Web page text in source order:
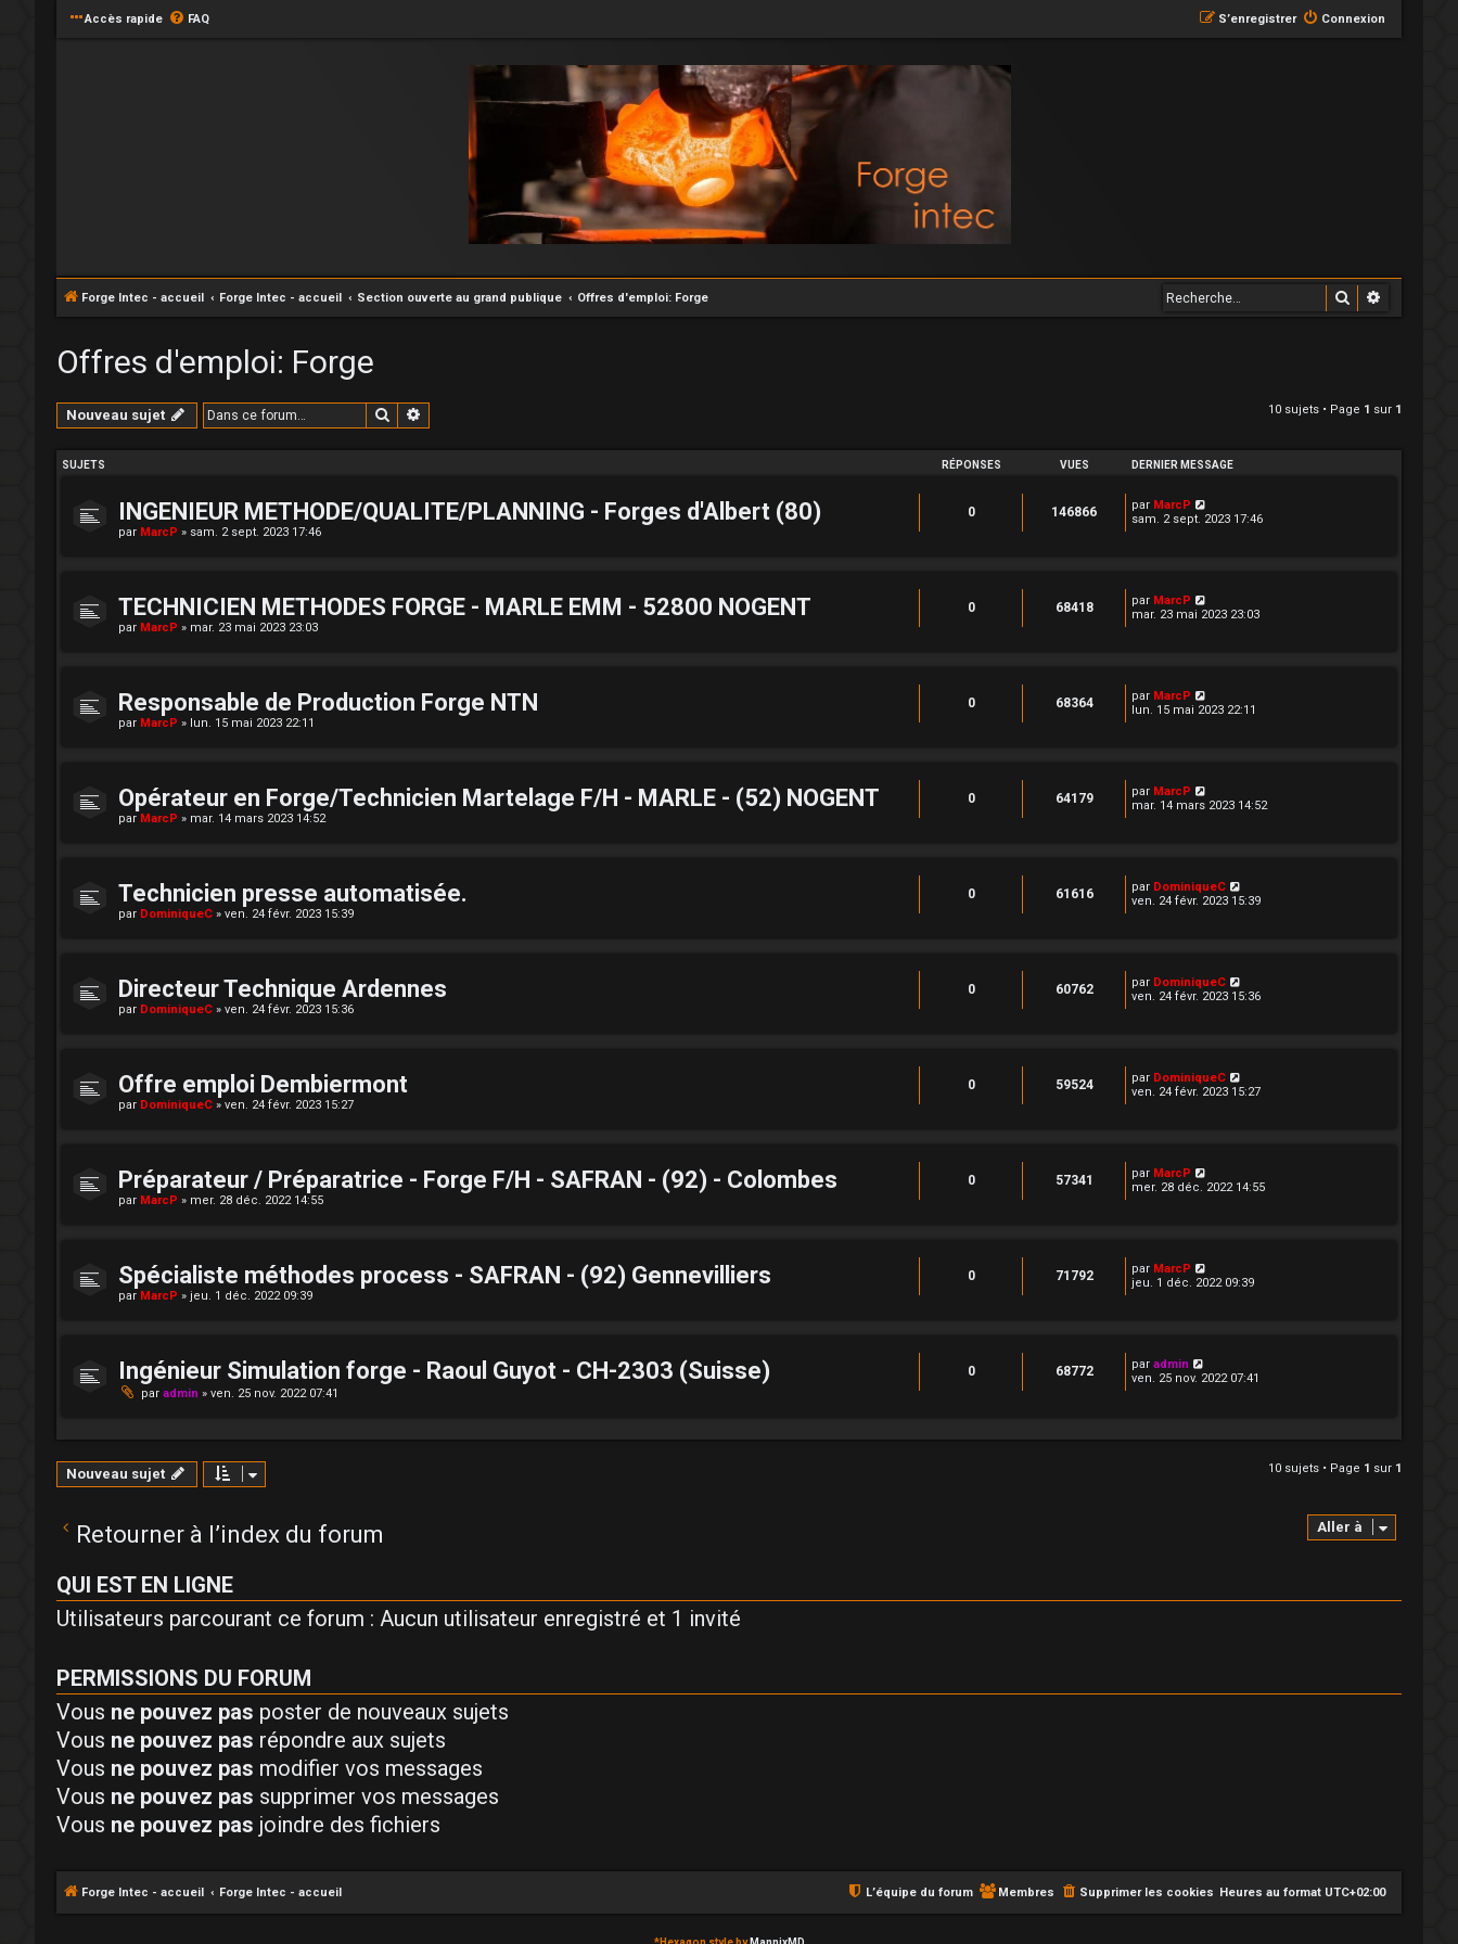
Accès rapide FAQ Connexion
S’enregistrer
Forge Intec - accueil Forge Intec - accueil Section ouverte au grand publique Offres d'emploi: Forge Rechercher
Offres d'emploi: Forge
Nouveau sujet Rechercher 10 sujets • Page 1 sur 1
SUJETS RÉPONSES VUES DERNIER MESSAGE
INGENIEUR METHODE/QUALITE/PLANNING - Forges d'Albert (80)
par MarcP » sam. 2 sept. 2023 17:46
0 146866 par MarcP
sam. 2 sept. 2023 17:46
TECHNICIEN METHODES FORGE - MARLE EMM - 52800 NOGENT
par MarcP » mar. 23 mai 2023 23:03
0 68418 par MarcP
mar. 23 mai 2023 23:03
Responsable de Production Forge NTN
par MarcP » lun. 15 mai 2023 22:11
0 68364 par MarcP
lun. 15 mai 2023 22:11
Opérateur en Forge/Technicien Martelage F/H - MARLE - (52) NOGENT
par MarcP » mar. 14 mars 2023 14:52
0 64179 par MarcP
mar. 14 mars 2023 14:52
Technicien presse automatisée.
par DominiqueC » ven. 24 févr. 2023 15:39
0 61616 par DominiqueC
ven. 24 févr. 2023 15:39
Directeur Technique Ardennes
par DominiqueC » ven. 24 févr. 2023 15:36
0 60762 par DominiqueC
ven. 24 févr. 2023 15:36
Offre emploi Dembiermont
par DominiqueC » ven. 24 févr. 2023 15:27
0 59524 par DominiqueC
ven. 24 févr. 2023 15:27
Préparateur / Préparatrice - Forge F/H - SAFRAN - (92) - Colombes
par MarcP » mer. 28 déc. 2022 14:55
0 57341 par MarcP
mer. 28 déc. 2022 14:55
Spécialiste méthodes process - SAFRAN - (92) Gennevilliers
par MarcP » jeu. 1 déc. 2022 09:39
0 71792 par MarcP
jeu. 1 déc. 2022 09:39
Ingénieur Simulation forge - Raoul Guyot - CH-2303 (Suisse)
par admin » ven. 25 nov. 2022 07:41
0 68772 par admin
ven. 25 nov. 2022 07:41
Nouveau sujet 10 sujets • Page 1 sur 1
Retourner à l’index du forum Aller à
QUI EST EN LIGNE
Utilisateurs parcourant ce forum : Aucun utilisateur enregistré et 1 invité
PERMISSIONS DU FORUM
Vous ne pouvez pas poster de nouveaux sujets
Vous ne pouvez pas répondre aux sujets
Vous ne pouvez pas modifier vos messages
Vous ne pouvez pas supprimer vos messages
Vous ne pouvez pas joindre des fichiers
Forge Intec - accueil Forge Intec - accueil Heures au format UTC+02:00
Supprimer les cookies
Membres
L’équipe du forum